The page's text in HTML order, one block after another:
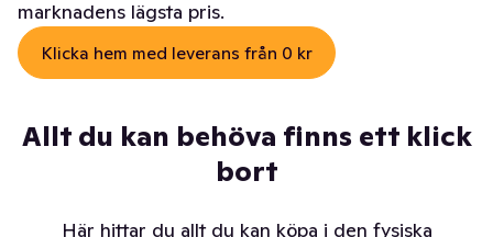
marknadens lägsta pris.
Klicka hem med leverans från 0 kr
Allt du kan behöva finns ett klick
bort
Här hittar du allt du kan köpa i den fysiska